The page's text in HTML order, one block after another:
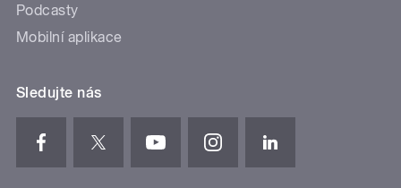
Podcasty
Mobilní aplikace
Sledujte nás